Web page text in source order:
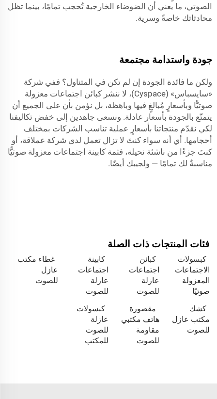
الصوتي، ما يعني أن الضوضاء الخارجية تُحجب تمامًا، بينما تظل
محادثاتك خاصةً وسرية.
جودة واستدامة مجتمعة
ولكن ما فائدة الجودة إن لم تكن في المتناول؟ ففي شركة
«سايسباس» (Cyspace)، لا ننشر كبائن اجتماعات معزولة
صوتيًّا وبأسعارٍ مُبالغٍ فيها وباهظة، بل نؤمن بأن على الجميع أن
يتمتّع بالجودة بأسعار عادلة. ونسعى جاهدين إلى خفض تكاليفنا
لكي نقدّم منتجاتنا بأسعارٍ عملية تناسب الشركات بمختلف
أحجامها. أي أنه سواء كنتَ لا تزال تعمل لدى شركة عملاقة، أو
كنتَ جزءًا من ناشئة نحيلة، فثمة كابينة اجتماعات معزولة صوتيًّا
مناسبةٌ لك تمامًا — ولجيبك أيضًا.
فئات المنتجات ذات الصلة
كبسولات
الاجتماعات
المعزولة
صوتيًا
كبائن
اجتماعات
عازلة
للصوت
كابينة
اجتماعات
عازلة
للصوت
غطاء مكتب
عازل
للصوت
كشك
مكتب عازل
للصوت
مقصورة
هاتف مكتبي
مقاومة
للصوت
كبسولات
عازلة
للصوت
للمكتب